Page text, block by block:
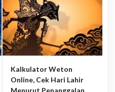
Kalkulator Weton
Online, Cek Hari Lahir